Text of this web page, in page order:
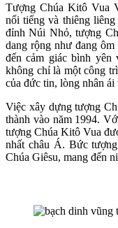
Tượng Chúa Kitô Vua
nổi tiếng và thiêng
đỉnh Núi Nhỏ, tượng
dang rộng như đang
đến cảm giác bình
không chỉ là một công
của đức tin, lòng nhân
Việc xây dựng tượng
thành vào năm 1994.
tượng Chúa Kitô Vua
nhất châu Á. Bức
Chúa Giêsu, mang đến